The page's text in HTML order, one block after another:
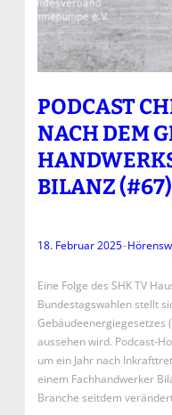
PODCAST
NACH DEM
BILANZ (#67)
18. Februar 2025–
Eine Folge des SHK TV
Bundestagswahlen stellt
Gebäudeenergiegesetzes
aussehen wird. Podcast-
um ein Jahr nach
einem Fachhandwerker
Branche seitdem